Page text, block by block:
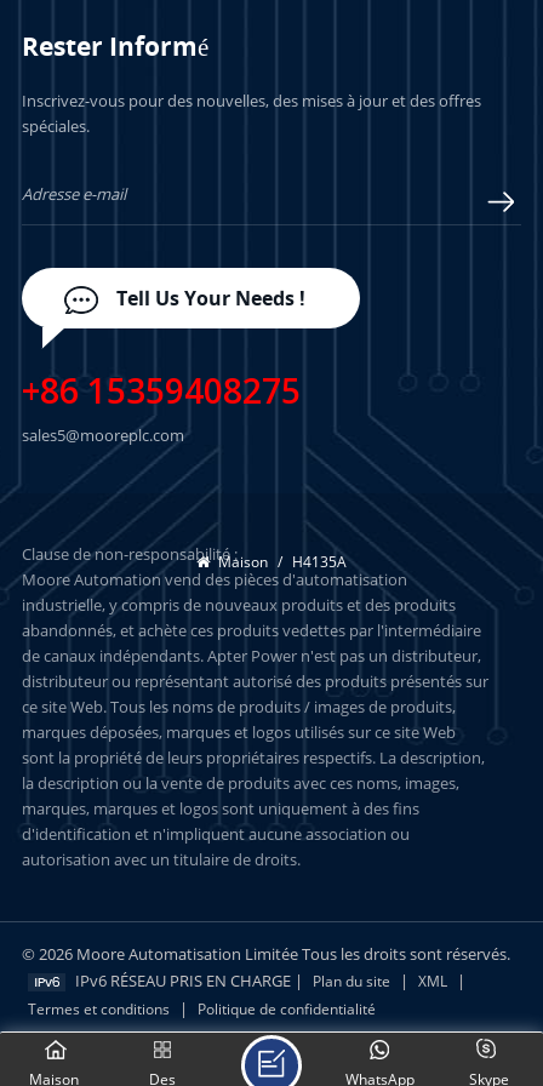
Maison / H4135A
Rester Informé
Inscrivez-vous pour des nouvelles, des mises à jour et des offres
spéciales.
Tell Us Your Needs !
+86 15359408275
sales5@mooreplc.com
Clause de non-responsabilité :
Moore Automation vend des pièces d'automatisation
industrielle, y compris de nouveaux produits et des produits
abandonnés, et achète ces produits vedettes par l'intermédiaire
de canaux indépendants. Apter Power n'est pas un distributeur,
distributeur ou représentant autorisé des produits présentés sur
ce site Web. Tous les noms de produits / images de produits,
marques déposées, marques et logos utilisés sur ce site Web
sont la propriété de leurs propriétaires respectifs. La description,
la description ou la vente de produits avec ces noms, images,
marques, marques et logos sont uniquement à des fins
d'identification et n'impliquent aucune association ou
autorisation avec un titulaire de droits.
© 2026 Moore Automatisation Limitée Tous les droits sont réservés.
IPv6 RÉSEAU PRIS EN CHARGE |
Plan du site | XML |
Termes et conditions | Politique de confidentialité
Maison Des Skype
WhatsApp